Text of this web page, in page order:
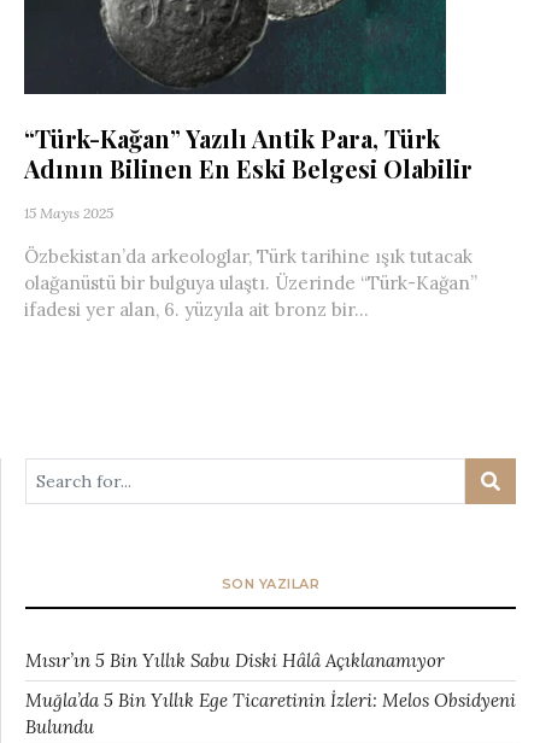
“Türk-Kağan” Yazılı Antik Para, Türk
Adının Bilinen En Eski Belgesi Olabilir
15 Mayıs 2025
Özbekistan’da arkeologlar, Türk tarihine ışık tutacak
olağanüstü bir bulguya ulaştı. Üzerinde “Türk-Kağan”
ifadesi yer alan, 6. yüzyıla ait bronz bir...
SON YAZILAR
Mısır’ın 5 Bin Yıllık Sabu Diski Hâlâ Açıklanamıyor
Muğla’da 5 Bin Yıllık Ege Ticaretinin İzleri: Melos Obsidyeni
Bulundu